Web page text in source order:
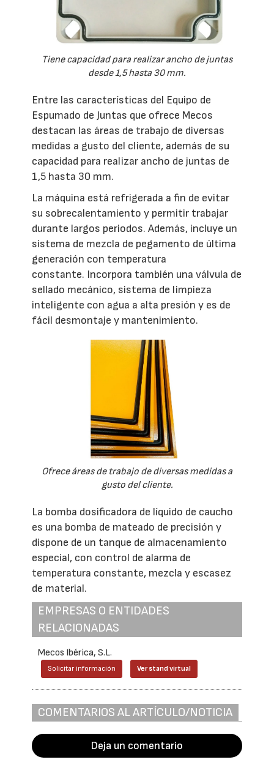
Tiene capacidad para realizar ancho de juntas
desde 1,5 hasta 30 mm.
Entre las características del Equipo de
Espumado de Juntas que ofrece Mecos
destacan las áreas de trabajo de diversas
medidas a gusto del cliente, además de su
capacidad para realizar ancho de juntas de
1,5 hasta 30 mm.
La máquina está refrigerada a fin de evitar
su sobrecalentamiento y permitir trabajar
durante largos periodos. Además, incluye un
sistema de mezcla de pegamento de última
generación con temperatura
constante. Incorpora también una válvula de
sellado mecánico, sistema de limpieza
inteligente con agua a alta presión y es de
fácil desmontaje y mantenimiento.
Ofrece áreas de trabajo de diversas medidas a
gusto del cliente.
La bomba dosificadora de líquido de caucho
es una bomba de mateado de precisión y
dispone de un tanque de almacenamiento
especial, con control de alarma de
temperatura constante, mezcla y escasez
de material.
EMPRESAS O ENTIDADES
RELACIONADAS
Mecos Ibérica, S.L.
Solicitar información Ver stand virtual
COMENTARIOS AL ARTÍCULO/NOTICIA
Deja un comentario